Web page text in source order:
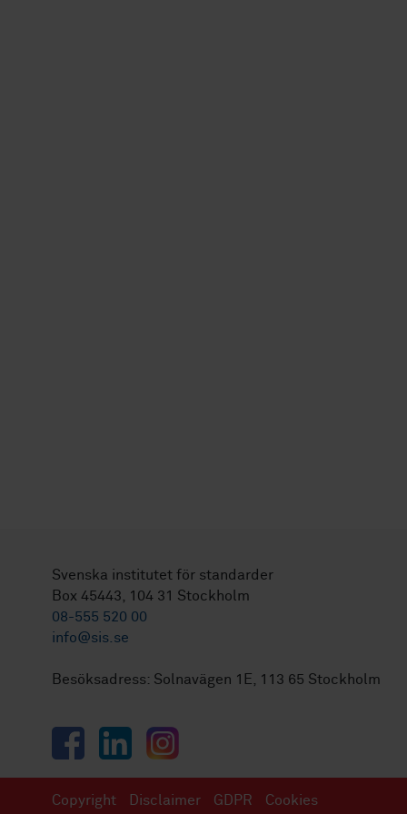
Svenska institutet för standarder
Box 45443, 104 31 Stockholm
08-555 520 00
info@sis.se
Besöksadress: Solnavägen 1E, 113 65 Stockholm
FacebookLinkedInInstagram
Copyright Disclaimer GDPR Cookies